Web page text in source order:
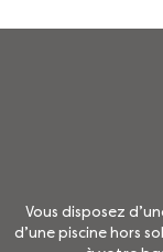
Vous disposez
d’une piscine hors